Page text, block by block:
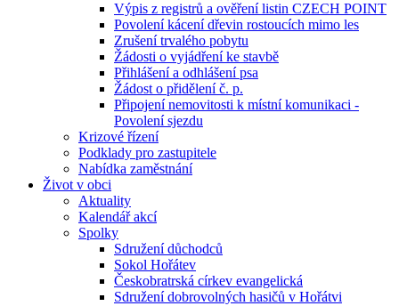
Výpis z registrů a ověření listin CZECH POINT
Povolení kácení dřevin rostoucích mimo les
Zrušení trvalého pobytu
Žádosti o vyjádření ke stavbě
Přihlášení a odhlášení psa
Žádost o přidělení č. p.
Připojení nemovitosti k místní komunikaci -
Povolení sjezdu
Krizové řízení
Podklady pro zastupitele
Nabídka zaměstnání
Život v obci
Aktuality
Kalendář akcí
Spolky
Sdružení důchodců
Sokol Hořátev
Českobratrská církev evangelická
Sdružení dobrovolných hasičů v Hořátvi